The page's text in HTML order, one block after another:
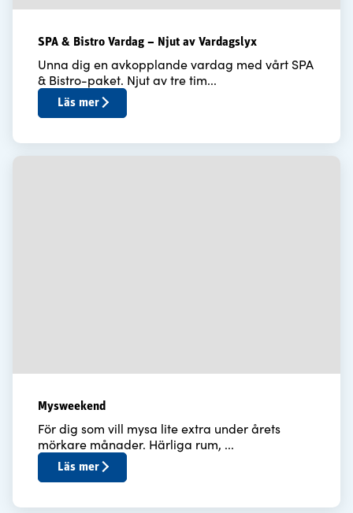
SPA & Bistro Vardag – Njut av Vardagslyx
Unna dig en avkopplande vardag med vårt SPA
& Bistro-paket. Njut av tre tim...
Läs mer
Mysweekend
För dig som vill mysa lite extra under årets
mörkare månader. Härliga rum, ...
Läs mer